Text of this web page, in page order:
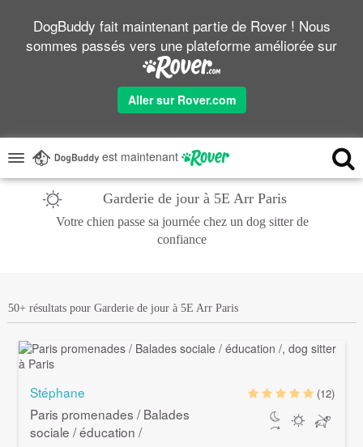
DogBuddy fait maintenant partie de Rover ! Nous
sommes passés vers une plateforme améliorée sur
Aller sur Rover.com
est maintenant
Garderie de jour à 5E Arr Paris
Votre chien passe sa journée chez un dog sitter de
confiance
50+ résultats pour Garderie de jour à 5E Arr Paris
Stéphane
Paris promenades / Balades
sociale / éducation /
(12)